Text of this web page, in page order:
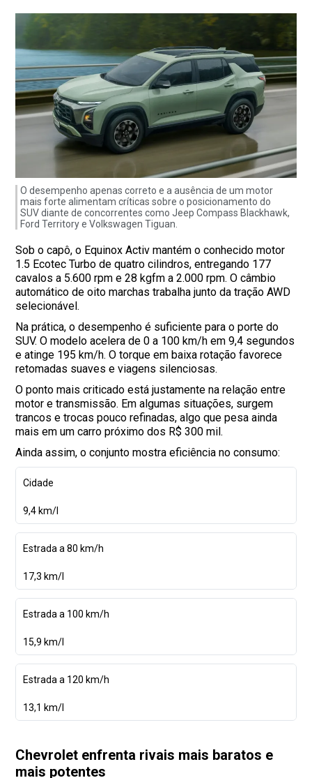
O desempenho apenas correto e a ausência de um motor
mais forte alimentam críticas sobre o posicionamento do
SUV diante de concorrentes como Jeep Compass Blackhawk,
Ford Territory e Volkswagen Tiguan.
Sob o capô, o Equinox Activ mantém o conhecido motor
1.5 Ecotec Turbo de quatro cilindros, entregando 177
cavalos a 5.600 rpm e 28 kgfm a 2.000 rpm. O câmbio
automático de oito marchas trabalha junto da tração AWD
selecionável.
Na prática, o desempenho é suficiente para o porte do
SUV. O modelo acelera de 0 a 100 km/h em 9,4 segundos
e atinge 195 km/h. O torque em baixa rotação favorece
retomadas suaves e viagens silenciosas.
O ponto mais criticado está justamente na relação entre
motor e transmissão. Em algumas situações, surgem
trancos e trocas pouco refinadas, algo que pesa ainda
mais em um carro próximo dos R$ 300 mil.
Ainda assim, o conjunto mostra eficiência no consumo:
Cidade
9,4 km/l
Estrada a 80 km/h
17,3 km/l
Estrada a 100 km/h
15,9 km/l
Estrada a 120 km/h
13,1 km/l
Chevrolet enfrenta rivais mais baratos e
mais potentes